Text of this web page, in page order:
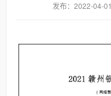
发布：2022-04-01